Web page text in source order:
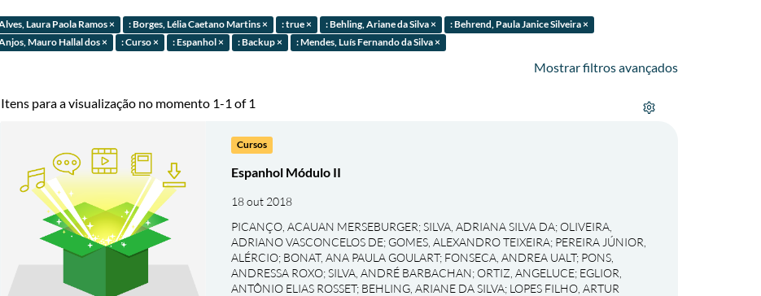
Laura Paola Ramos × : Borges, Lélia Caetano Martins × : true × : Behling, Ariane da Silva ×
: Behrend, Paula Janice Silveira ×
Mauro Hallal dos ×
: Curso × : Espanhol × : Backup × : Mendes, Luís Fernando da Silva ×
Mostrar filtros avançados
Itens para a visualização no momento 1-1 of 1
Cursos
Espanhol Módulo II
18 out 2018
PICANÇO, ACAUAN MERSEBURGER;SILVA, ADRIANA SILVA DA;OLIVEIRA,
ADRIANO VASCONCELOS DE; GOMES, ALEXANDRO TEIXEIRA; PEREIRA JÚNIOR,
ALÉRCIO; BONAT, ANA PAULA GOULART; FONSECA, ANDREA UALT; PONS,
ANDRESSA ROXO;SILVA, ANDRÉ BARBACHAN;ORTIZ, ANGELUCE; EGLIOR,
ANTÔNIO ELIAS ROSSET; BEHLING, ARIANE DA SILVA; LOPES FILHO, ARTUR